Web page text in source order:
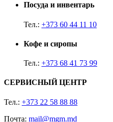
Посуда и инвентарь
Тел.: +373 60 44 11 10
Кофе и сиропы
Тел.: +373 68 41 73 99
СЕРВИСНЫЙ ЦЕНТР
Тел.: +373 22 58 88 88
Почта: mail@mgm.md